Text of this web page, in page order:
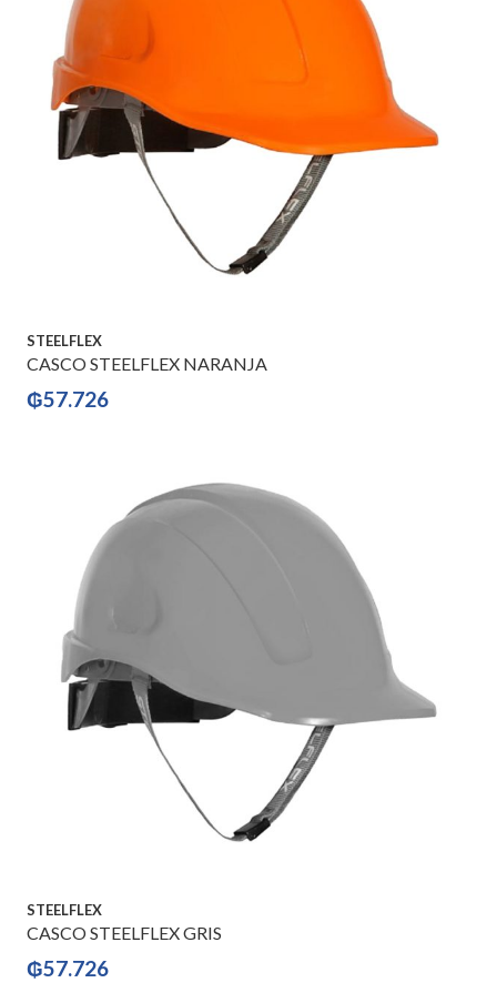
STEELFLEX
CASCO STEELFLEX NARANJA
₲57.726
STEELFLEX
CASCO STEELFLEX GRIS
₲57.726